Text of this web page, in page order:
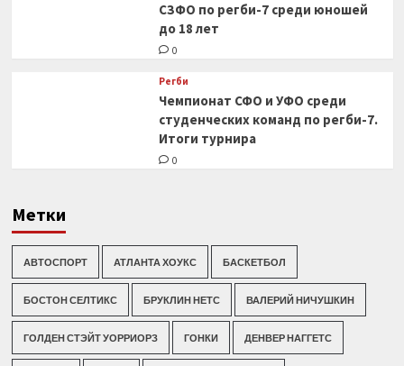
СЗФО по регби-7 среди юношей
до 18 лет
0
Регби
Чемпионат СФО и УФО среди
студенческих команд по регби-7.
Итоги турнира
0
Метки
АВТОСПОРТ АТЛАНТА ХОУКС БАСКЕТБОЛ
БОСТОН СЕЛТИКС БРУКЛИН НЕТС ВАЛЕРИЙ НИЧУШКИН
ГОЛДЕН СТЭЙТ УОРРИОРЗ ГОНКИ ДЕНВЕР НАГГЕТС